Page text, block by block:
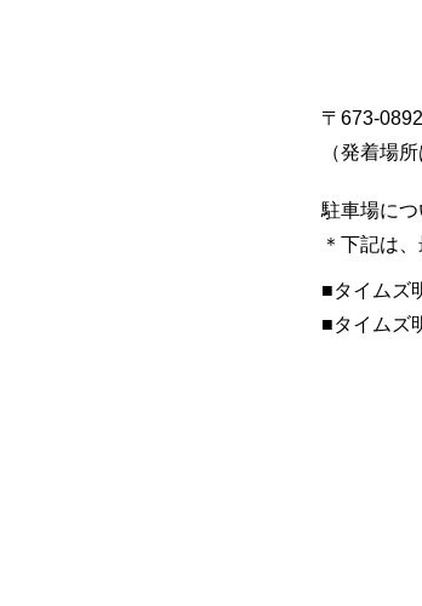
〒673-
（発着場
駐車場につ
＊下記は
■​タイムズ
​■タイムズ